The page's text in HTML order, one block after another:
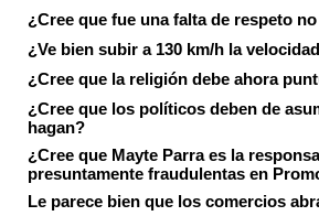
¿Cree que fue una falta de respeto
¿Ve bien subir a 130 km/h la
¿Cree que la religión debe ahora
¿Cree que los políticos deben de
hagan?
¿Cree que Mayte Parra es la
presuntamente fraudulentas en
Le parece bien que los comercios